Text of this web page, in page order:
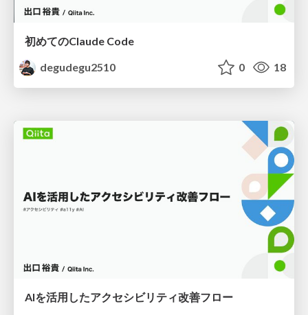
初めてのClaude Code
degudegu2510
0 18
AIを活用したアクセシビリティ改善フロー